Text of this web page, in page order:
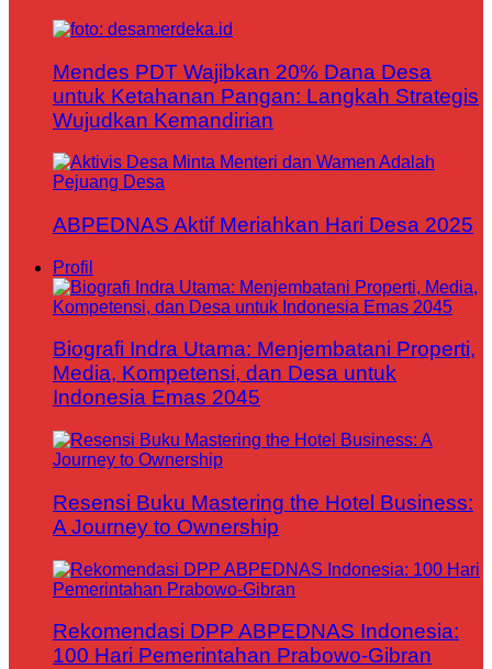
Mendes PDT Wajibkan 20% Dana Desa
untuk Ketahanan Pangan: Langkah Strategis
Wujudkan Kemandirian
ABPEDNAS Aktif Meriahkan Hari Desa 2025
Profil
Biografi Indra Utama: Menjembatani Properti,
Media, Kompetensi, dan Desa untuk
Indonesia Emas 2045
Resensi Buku Mastering the Hotel Business:
A Journey to Ownership
Rekomendasi DPP ABPEDNAS Indonesia:
100 Hari Pemerintahan Prabowo-Gibran